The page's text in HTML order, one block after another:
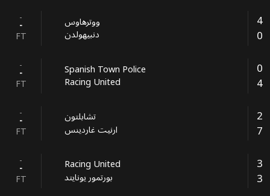
--
FT
ووترهاوس
دنبيهولدن
4
0
--
FT
Spanish Town Police
Racing United
0
4
--
FT
تشابلتون
ارنيت غاردينس
2
7
--
FT
Racing United
بورتمور يونايتد
3
3